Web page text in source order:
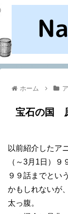
ホーム
宝石の国
以前紹介したア
（～3月1日）９
９９話までとい
かもしれないが
太っ腹。